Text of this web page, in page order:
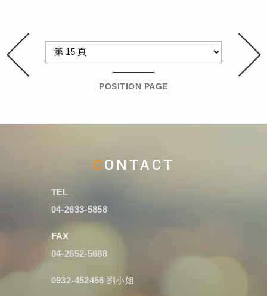
POSITION PAGE
CONTACT
TEL
04-2633-5858
FAX
04-2652-5688
0932-452456 劉小姐